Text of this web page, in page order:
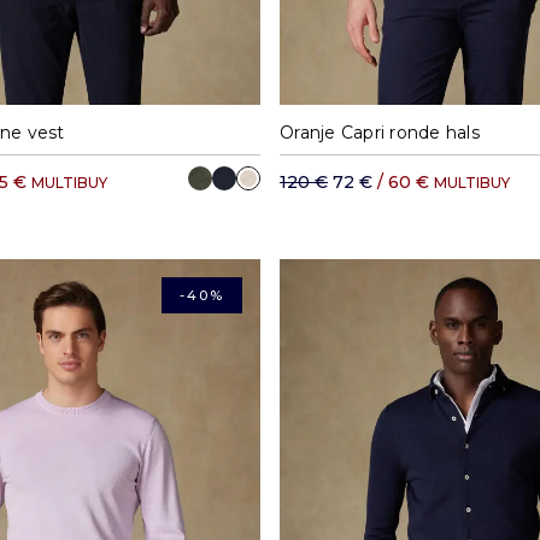
Mvest
€ MULTIBUY
S M L
Oranje Capri ronde hals
120 € 72 € / 60 € MULTIBUY
-40%